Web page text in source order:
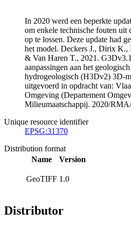
In 2020 werd een beperkte
om enkele technische fouten uit
op te lossen. Deze update had
het model. Deckers J., Dirix K.,
& Van Haren T., 2021.
aanpassingen aan het
hydrogeologisch (H3Dv2) 3D-
uitgevoerd in opdracht van:
Omgeving (Departement
Milieumaatschappij. 2020/
Unique resource identifier
EPSG:31370
Distribution format
Name
Version
GeoTIFF 1.0
Distributor